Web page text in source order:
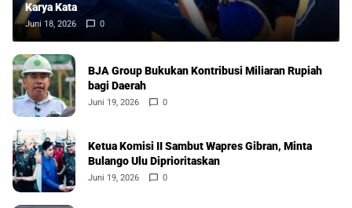
Karya Kata
Juni 18, 2026 0
BJA Group Bukukan Kontribusi Miliaran Rupiah
bagi Daerah
Juni 19, 2026 0
Ketua Komisi II Sambut Wapres Gibran, Minta
Bulango Ulu Diprioritaskan
Juni 19, 2026 0